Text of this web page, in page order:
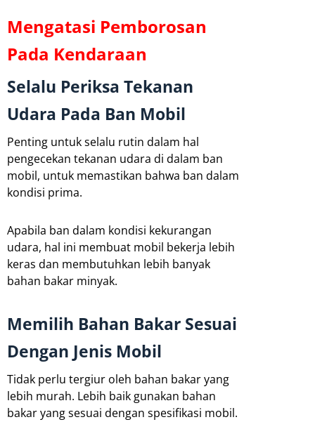
Mengatasi Pemborosan
Pada Kendaraan
Selalu Periksa Tekanan
Udara Pada Ban Mobil
Penting untuk selalu rutin dalam hal
pengecekan tekanan udara di dalam ban
mobil, untuk memastikan bahwa ban dalam
kondisi prima.
Apabila ban dalam kondisi kekurangan
udara, hal ini membuat mobil bekerja lebih
keras dan membutuhkan lebih banyak
bahan bakar minyak.
Memilih Bahan Bakar Sesuai
Dengan Jenis Mobil
Tidak perlu tergiur oleh bahan bakar yang
lebih murah. Lebih baik gunakan bahan
bakar yang sesuai dengan spesifikasi mobil.